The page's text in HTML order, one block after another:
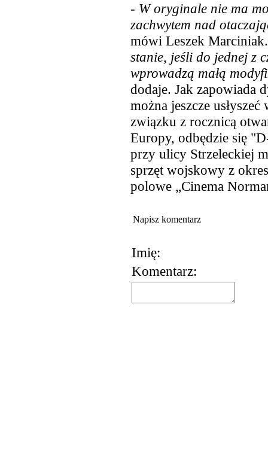
- W oryginale nie ma
zachwytem nad
mówi Leszek
stanie, jeśli do jednej z
wprowadzą małą
dodaje. Jak zapowiada
można jeszcze
związku z rocznicą
Europy, odbędzie się
przy ulicy Strzeleckiej
sprzęt wojskowy z
polowe „Cinema
Napisz komentarz
Imię:
Komentarz: